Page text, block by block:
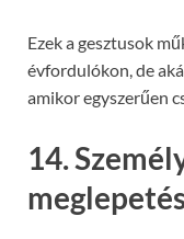
Ezek a gesztusok
évfordulókon, de
amikor egyszerűen
14.